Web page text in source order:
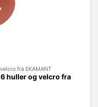
fra EKAMANT
huller og velcro fra